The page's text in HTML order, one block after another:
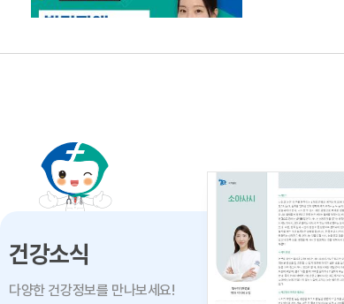
대구파티마병원 재활의학과 이민영
과장
2026. 04. 02
건강소식
다양한 건강정보를 만나보세요!